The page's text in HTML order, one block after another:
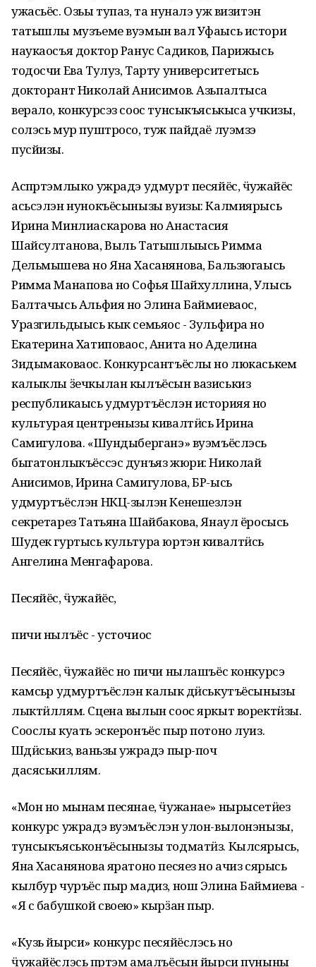
ужасьёс. Озьы тупаз, та нуналэ уж визитэн
татышлы музъеме вуэмын вал Уфаысь истори
наукаосъя доктор Ранус Садиков, Парижысь
тодосчи Ева Тулуз, Тарту университетысь
докторант Николай Анисимов. Азьпалтыса
верало, конкурсэз соос тунсыкъяськыса учкизы,
солэсь мур пуштросо, туж пайдаё луэмзэ
пусйизы.
Аспӧртэмлыко ужрадэ удмурт песяйёс, ӵужайёс
асьсэлэн нунокъёсынызы вуизы: Калмиярысь
Ирина Минлиаскарова но Анастасия
Шайсултанова, Выль Татышлыысь Римма
Дельмышева но Яна Хасанянова, Бальзюгаысь
Римма Манапова но Софья Шайхуллина, Улысь
Балтачысь Альфия но Элина Баймиеваос,
Уразгильдыысь кык семьяос - Зульфира но
Екатерина Хатиповаос, Анита но Аделина
Зидымаковаос. Конкурсантъёслы но люкаськем
калыклы ӟечкылан кылъёсын вазиськиз
республикаысь удмуртъёслэн историяя но
культурая центренызы кивалтӥсь Ирина
Самигулова. «Шундыберганэ» вуэмъёслэсь
быгатонлыкъёссэс дунъяз жюри: Николай
Анисимов, Ирина Самигулова, БР-ысь
удмуртъёслэн НКЦ-зылэн Кенешезлэн
секретарез Татьяна Шайбакова, Янаул ёросысь
Шудек гуртысь культура юртэн кивалтӥсь
Ангелина Менгафарова.
Песяйёс, ӵужайёс,
пичи нылъёс - усточиос
Песяйёс, ӵужайёс но пичи нылашъёс конкурсэ
камсьӧр удмуртъёслэн калык дӥськутъёсынызы
лыктӥллям. Сцена вылын соос яркыт воректӥзы.
Соослы куать эскеронъёс пыр потоно луиз.
Шӧдӥськиз, ваньзы ужрадэ пыр-поч
дасяськиллям.
«Мон но мынам песянае, ӵужанае» нырысетӥез
конкурс ужрадэ вуэмъёслэн улон-вылонэнызы,
тунсыкъяськонъёсынызы тодматӥз. Кылсярысь,
Яна Хасанянова яратоно песяез но ачиз сярысь
кылбур чуръёс пыр мадиз, нош Элина Баймиева -
«Я с бабушкой своею» кырӟан пыр.
«Кузь йырси» конкурс песяйёслэсь но
ӵужайёслэсь пӧртэм амалъёсын йырси пуныны